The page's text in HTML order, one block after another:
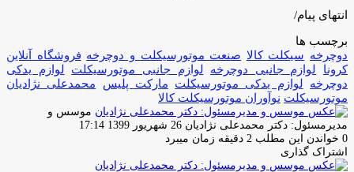
انتهای پیام/
برچسب ها
دوچرخه سیکلت کالا صنعت موتورسیکلت و دوچرخه فروشگاه آنلاین
کرونا
لوازم جانبی دوچرخه لوازم جانبی موتورسیکلت
لوازم یدکی
دوچرخه
لوازم یدکی موتورسیکلت مارکت پلیس
محمدعلی نژادیان
موتورسیکلت نوآوران موتورسیکلت کالا
موسس و
مدیرمسئول: دکتر محمدعلی نژادیان ارسال
ایمیل
26 شهریور 1399 17:14
0 خواندن این مطلب 2 دقیقه زمان میبرد
اشتراک گذاری
فیس
توئیتر
لینکدین
واتس
تلگرام
اشتراک
چاپ